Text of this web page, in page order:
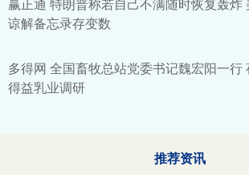
谅解备忘录存变数
多得网 全国畜牧总站党委书记魏宏阳一行
得益乳业调研
推荐资讯